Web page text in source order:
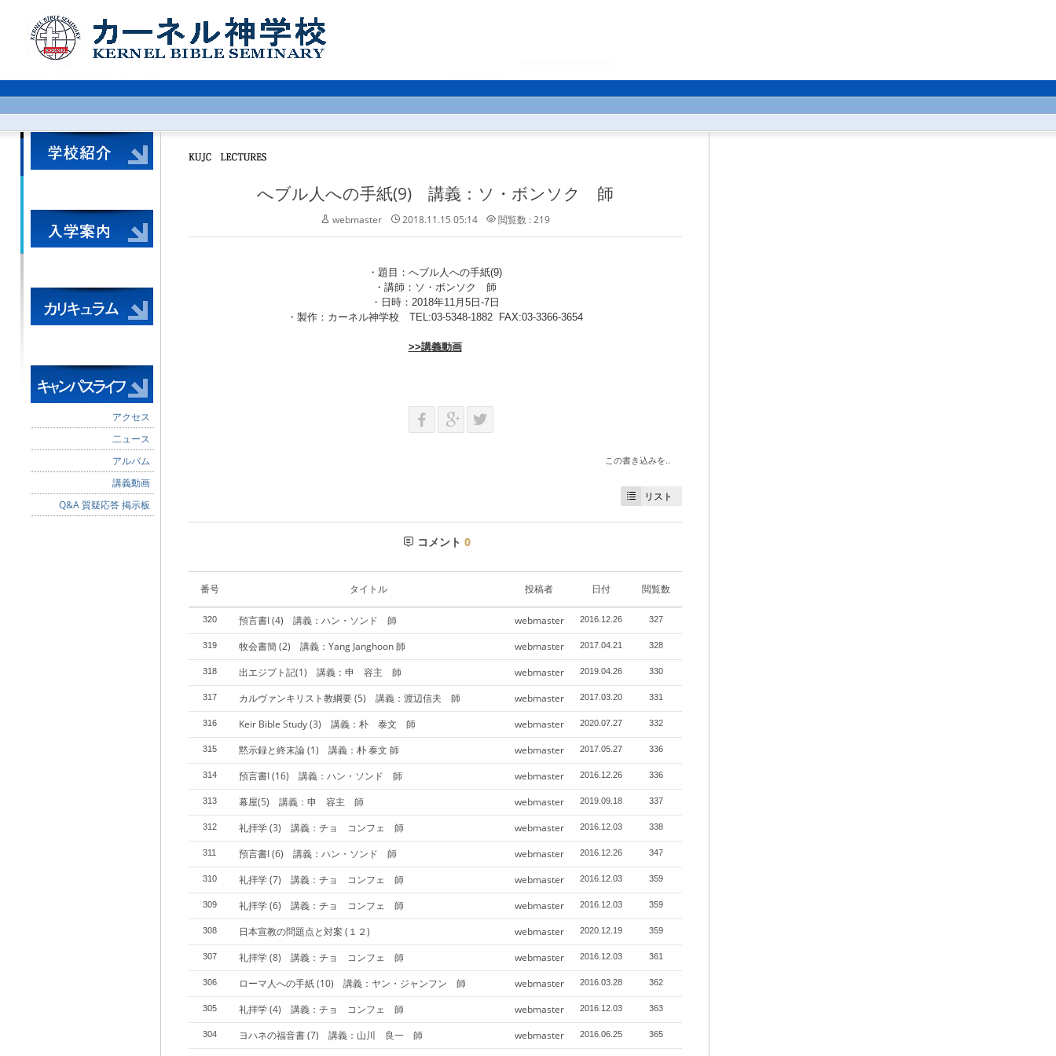
アクセス
二ュース
アルバム
講義動画
Q&A 質疑応答 掲示板
へブル人への手紙(9) 講義：ソ・ボンソク 師
webmaster 2018.11.15 05:14 閲覧数 : 219
・題目：へブル人への手紙(9)
・講師：ソ・ボンソク 師
・日時：2018年11月5日-7日
・製作：カーネル神学校 TEL:03-5348-1882 FAX:03-3366-3654
>>講義動画
この書き込みを..
リスト
コメント 0
番号 タイトル 投稿者 日付 閲覧数
320 預言書I (4) 講義：ハン・ソンド 師 webmaster 2016.12.26 327
319 牧会書簡 (2) 講義：Yang Janghoon 師 webmaster 2017.04.21 328
318 出エジプト記(1) 講義：申 容主 師 webmaster 2019.04.26 330
317 カルヴァンキリスト教綱要 (5) 講義：渡辺信夫 師 webmaster 2017.03.20 331
316 Keir Bible Study (3) 講義：朴 泰文 師 webmaster 2020.07.27 332
315 黙示録と終末論 (1) 講義：朴 泰文 師 webmaster 2017.05.27 336
314 預言書I (16) 講義：ハン・ソンド 師 webmaster 2016.12.26 336
313 幕屋(5) 講義：申 容主 師 webmaster 2019.09.18 337
312 礼拝学 (3) 講義：チョ コンフェ 師 webmaster 2016.12.03 338
311 預言書I (6) 講義：ハン・ソンド 師 webmaster 2016.12.26 347
310 礼拝学 (7) 講義：チョ コンフェ 師 webmaster 2016.12.03 359
309 礼拝学 (6) 講義：チョ コンフェ 師 webmaster 2016.12.03 359
308 日本宣教の問題点と対案 (１２) webmaster 2020.12.19 359
307 礼拝学 (8) 講義：チョ コンフェ 師 webmaster 2016.12.03 361
306 ローマ人への手紙 (10) 講義：ヤン・ジャンフン 師 webmaster 2016.03.28 362
305 礼拝学 (4) 講義：チョ コンフェ 師 webmaster 2016.12.03 363
304 ヨハネの福音書 (7) 講義：山川 良一 師 webmaster 2016.06.25 365